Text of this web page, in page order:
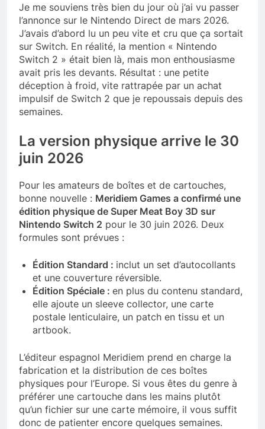
Je me souviens très bien du jour où j’ai vu passer
l’annonce sur le Nintendo Direct de mars 2026.
J’avais d’abord lu un peu vite et cru que ça sortait
sur Switch. En réalité, la mention « Nintendo
Switch 2 » était bien là, mais mon enthousiasme
avait pris les devants. Résultat : une petite
déception à froid, vite rattrapée par un achat
impulsif de Switch 2 que je repoussais depuis des
semaines.
La version physique arrive le 30
juin 2026
Pour les amateurs de boîtes et de cartouches,
bonne nouvelle : Meridiem Games a confirmé une
édition physique de Super Meat Boy 3D sur
Nintendo Switch 2 pour le 30 juin 2026. Deux
formules sont prévues :
Édition Standard : inclut un set d’autocollants
et une couverture réversible.
Édition Spéciale : en plus du contenu standard,
elle ajoute un sleeve collector, une carte
postale lenticulaire, un patch en tissu et un
artbook.
L’éditeur espagnol Meridiem prend en charge la
fabrication et la distribution de ces boîtes
physiques pour l’Europe. Si vous êtes du genre à
préférer une cartouche dans les mains plutôt
qu’un fichier sur une carte mémoire, il vous suffit
donc de patienter encore quelques semaines.